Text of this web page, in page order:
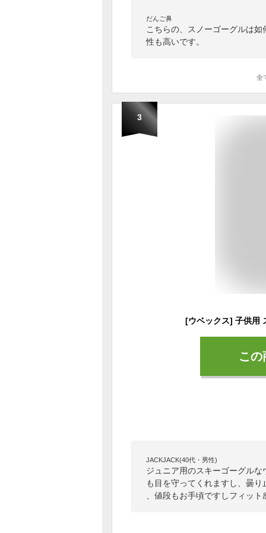
だんご鼻
こちらの、スノーゴーグルは
性も高いです。
全
3
こ
JACKJACK(40代・男性)
ジュニア用のスキーゴーグル
も目を守ってくれますし、曇
、値段もお手頃ですしフィッ